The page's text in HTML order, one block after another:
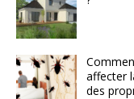
affecter
des